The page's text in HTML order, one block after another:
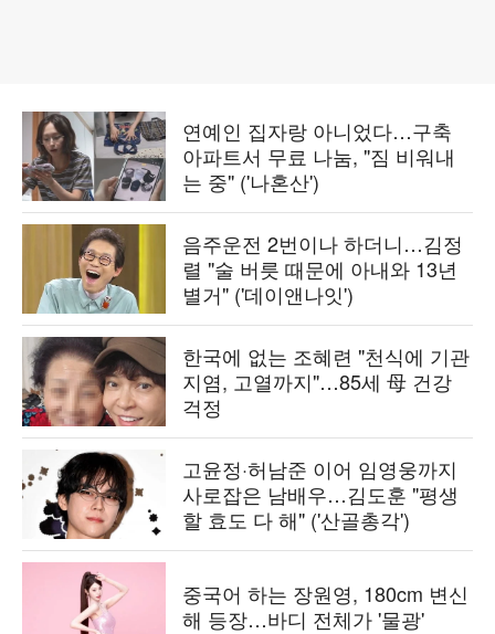
연예인 집자랑 아니었다…구축
아파트서 무료 나눔, "짐 비워내
는 중" ('나혼산')
음주운전 2번이나 하더니…김정
렬 "술 버릇 때문에 아내와 13년
별거" ('데이앤나잇')
한국에 없는 조혜련 "천식에 기관
지염, 고열까지"…85세 母 건강
걱정
고윤정·허남준 이어 임영웅까지
사로잡은 남배우…김도훈 "평생
할 효도 다 해" ('산골총각')
중국어 하는 장원영, 180cm 변신
해 등장…바디 전체가 '물광'